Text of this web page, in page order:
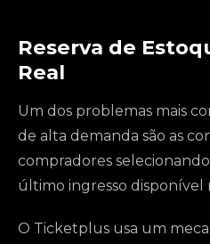
Reserva de
Real
Um dos problemas mais
de alta demanda são as
compradores
último ingresso disponível
O Ticketplus usa um